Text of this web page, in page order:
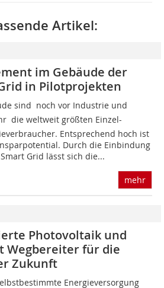
Artikel:
im Gebäude der
in Pilotprojekten
sind  noch vor Industrie und
 die weltweit größten Einzel-
Entsprechend hoch ist
Durch die Einbindung
Grid lässt sich die...
mehr
Photovoltaik und
Wegbereiter für die
Zukunft
Energieversorgung